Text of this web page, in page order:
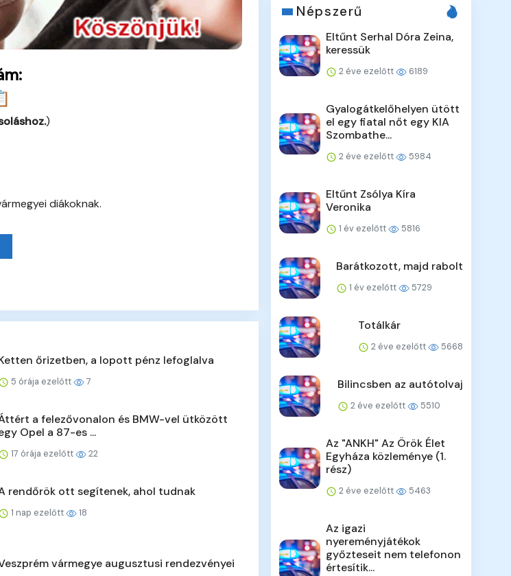
)
diákoknak.
őrizetben, a lopott pénz lefoglalva
5 órája ezelőtt 7
a felezővonalon és BMW-vel ütközött
Opel a 87-es ...
17 órája ezelőtt 22
rendőrök ott segítenek, ahol tudnak
1 nap ezelőtt 18
vármegye augusztusi rendezvényei
Népszerű
Eltűnt Serhal Dóra Zeina,
keressük
2 éve ezelőtt 6189
Gyalogátkelőhelyen ütött
el egy fiatal nőt egy KIA
Szombathe...
2 éve ezelőtt 5984
Eltűnt Zsólya Kíra
Veronika
1 év ezelőtt 5816
Barátkozott, majd rabolt
1 év ezelőtt 5729
Totálkár
2 éve ezelőtt 5668
Bilincsben az autótolvaj
2 éve ezelőtt 5510
Az "ANKH" Az Örök Élet
Egyháza közleménye (1.
rész)
2 éve ezelőtt 5463
Az igazi
nyereményjátékok
győzteseit nem telefonon
értesítik...